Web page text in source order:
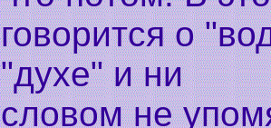
говорится о
"духе" и ни
словом не